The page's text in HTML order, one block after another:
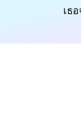
เธ